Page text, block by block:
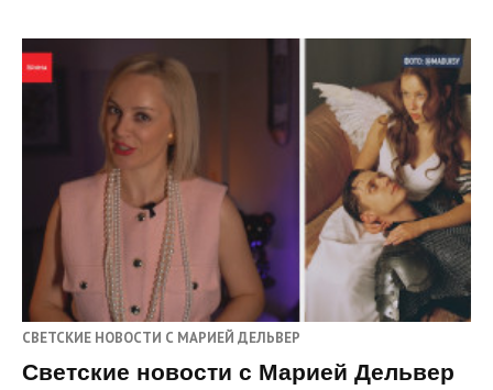
СВЕТСКИЕ НОВОСТИ С МАРИЕЙ ДЕЛЬВЕР
Светские новости с Марией Дельвер